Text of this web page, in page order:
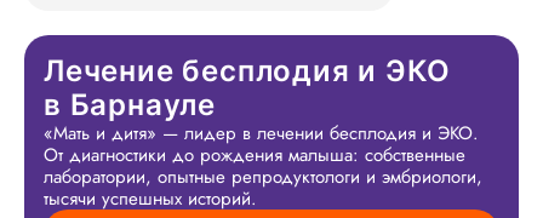
Лечение бесплодия и ЭКО
в Барнауле
«Мать и дитя» — лидер в лечении бесплодия и ЭКО.
От диагностики до рождения малыша: собственные
лаборатории, опытные репродуктологи и эмбриологи,
тысячи успешных историй.